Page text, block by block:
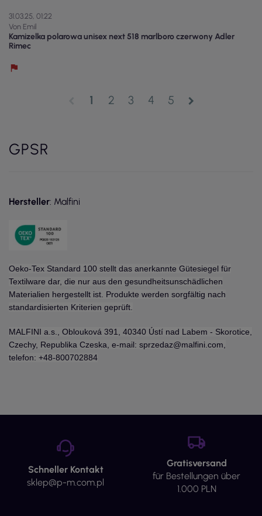
31.03.25, 01:22
Von Emil
Kamizelka polarowa unisex next 518 marlboro czerwony Adler
Rimec
1 2 3 4 5 chevron_right
GPSR
Hersteller: Malfini
Oeko-Tex Standard 100 stellt das anerkannte Gütesiegel für
Textilware dar, die nur aus den gesundheitsunschädlichen
Materialien hergestellt ist. Produkte werden sorgfältig nach
standardisierten Kriterien geprüft.
MALFINI a.s., Oblouková 391, 40340 Ústí nad Labem - Skorotice,
Czechy, Republika Czeska, e-mail: sprzedaz@malfini.com,
telefon: +48-800702884
Schneller Kontakt
sklep@p-m.com.pl
Gratisversand
für Bestellungen über
1.000 PLN